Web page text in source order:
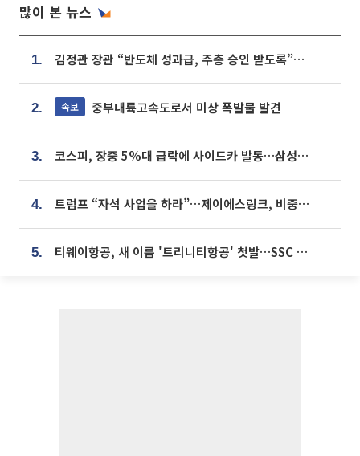
많이 본 뉴스
1. 김정관 장관 “반도체 성과급, 주총 승인 받도록”…상법·자본시장법 개정 시사
2. 속보 중부내륙고속도로서 미상 폭발물 발견
3. 코스피, 장중 5%대 급락에 사이드카 발동…삼성·SK 동반 폭락
4. 트럼프 “자석 사업을 하라”…제이에스링크, 비중국 영구자석 공급망 구축 속도
5. 티웨이항공, 새 이름 '트리니티항공' 첫발…SSC 전략 본격화